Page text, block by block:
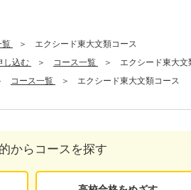
覧
エクシード東大文類コース
し込む コース一覧
エクシード東大文
コース一覧 エクシード東大文類コース
からコースを探す